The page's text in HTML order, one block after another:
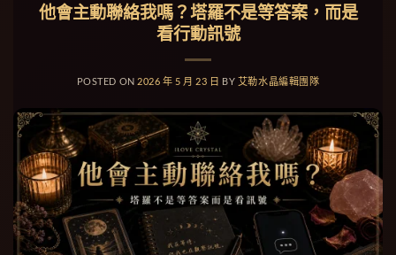
他會主動聯絡我嗎？塔羅不是等答案，而是
看行動訊號
POSTED ON 2026 年 5 月 23 日 BY 艾勒水晶編輯團隊